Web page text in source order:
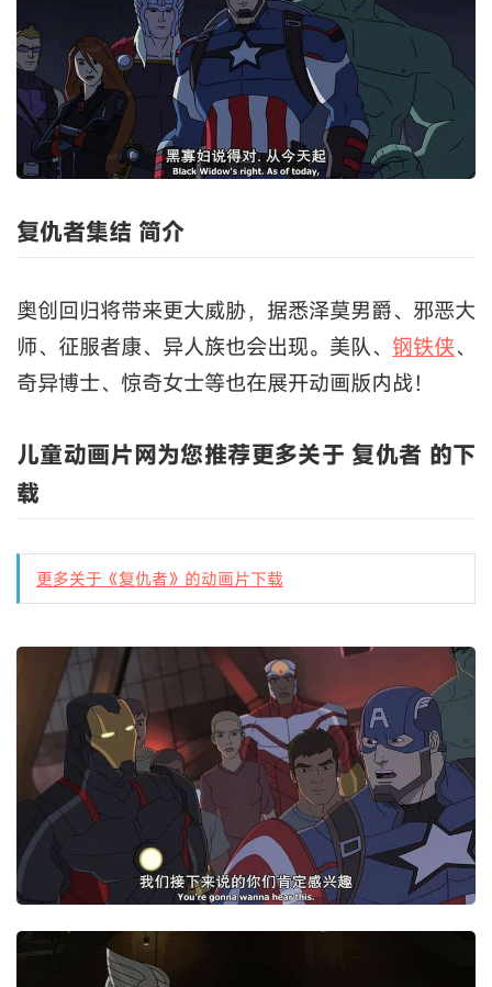
复仇者集结 简介
奥创回归将带来更大威胁，据悉泽莫男爵、邪恶大
师、征服者康、异人族也会出现。美队、 钢铁侠、
奇异博士、惊奇女士等也在展开动画版内战！
儿童动画片网为您推荐更多关于 复仇者 的下
载
更多关于《复仇者》的动画片下载